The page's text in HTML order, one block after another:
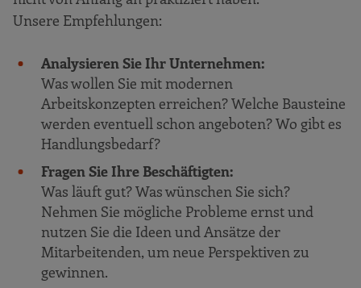
Unsere Empfehlungen:
Analysieren Sie Ihr Unternehmen:
Was wollen Sie mit modernen
Arbeitskonzepten erreichen? Welche Bausteine
werden eventuell schon angeboten? Wo gibt es
Handlungsbedarf?
Fragen Sie Ihre Beschäftigten:
Was läuft gut? Was wünschen Sie sich?
Nehmen Sie mögliche Probleme ernst und
nutzen Sie die Ideen und Ansätze der
Mitarbeitenden, um neue Perspektiven zu
gewinnen.